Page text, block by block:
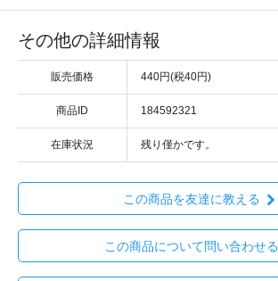
その他の詳細情報
販売価格 440円(税40円)
商品ID 184592321
在庫状況 残り僅かです。
この商品を友達に教える
この商品について問い合わせる